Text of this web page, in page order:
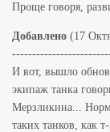
Проще говоря,
Добавлено (17
И вот, вышло
экипаж танка
Мерзликина...
таких танков, как